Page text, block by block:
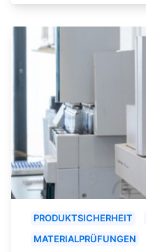
PRODUKTSICHERHEIT
MATERIALPRÜFUNGEN